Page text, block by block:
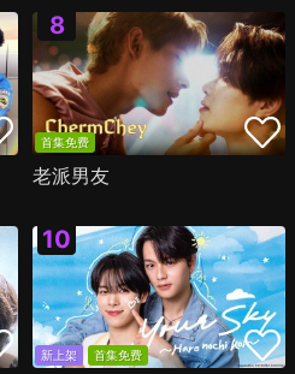
首集免费
老派男友
新上架 首集免费